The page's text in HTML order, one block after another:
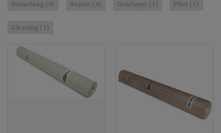
Onderlaag (9) Repair (4) Overlayer (1) Plint (1)
Cleaning (1)